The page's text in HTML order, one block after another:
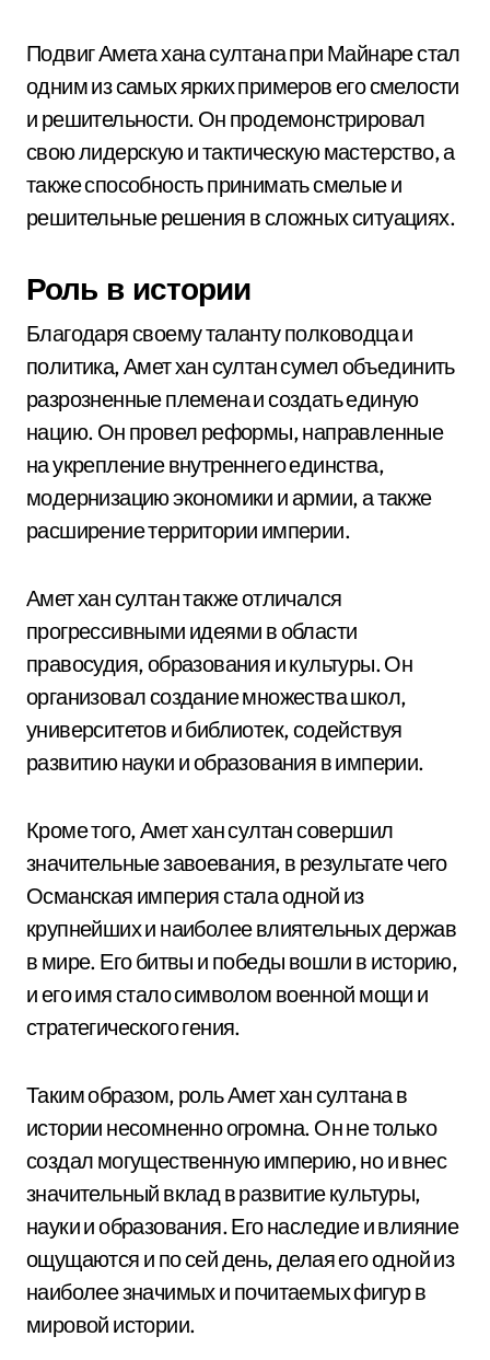
Подвиг Амета хана султана при Майнаре стал
одним из самых ярких примеров его смелости
и решительности. Он продемонстрировал
свою лидерскую и тактическую мастерство, а
также способность принимать смелые и
решительные решения в сложных ситуациях.
Роль в истории
Благодаря своему таланту полководца и
политика, Амет хан султан сумел объединить
разрозненные племена и создать единую
нацию. Он провел реформы, направленные
на укрепление внутреннего единства,
модернизацию экономики и армии, а также
расширение территории империи.
Амет хан султан также отличался
прогрессивными идеями в области
правосудия, образования и культуры. Он
организовал создание множества школ,
университетов и библиотек, содействуя
развитию науки и образования в империи.
Кроме того, Амет хан султан совершил
значительные завоевания, в результате чего
Османская империя стала одной из
крупнейших и наиболее влиятельных держав
в мире. Его битвы и победы вошли в историю,
и его имя стало символом военной мощи и
стратегического гения.
Таким образом, роль Амет хан султана в
истории несомненно огромна. Он не только
создал могущественную империю, но и внес
значительный вклад в развитие культуры,
науки и образования. Его наследие и влияние
ощущаются и по сей день, делая его одной из
наиболее значимых и почитаемых фигур в
мировой истории.